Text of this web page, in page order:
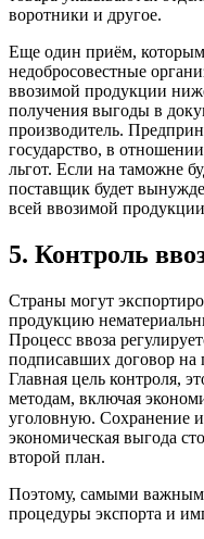
воротники и другое.
Еще один приём, которым
недобросовестные
ввозимой продукции
получения выгоды в
производитель.
государство, в
льгот. Если на таможне
поставщик будет
всей ввозимой
5. Контроль
Страны могут
продукцию
Процесс ввоза
подписавших договор на
Главная цель контроля,
методам, включая
уголовную. Сохранение
экономическая выгода
второй план.
Поэтому, самыми
процедуры экспорта и